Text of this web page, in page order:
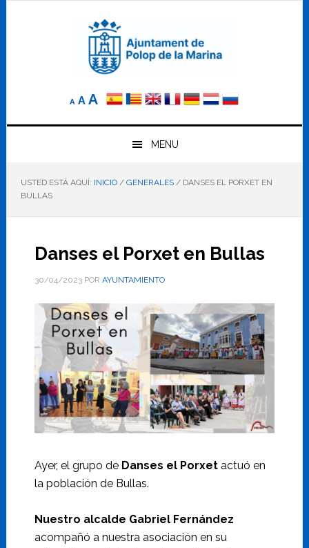
A
Reducir
elA Tamaño
AAumentar
el
tamaño
letra
MENU
USTED ESTÁ AQUÍ: INICIO / GENERALES /DANSES EL PORXET EN
BULLAS
Danses el Porxet en Bullas
30/04/2023POR AYUNTAMIENTO
Ayer, el grupo de Danses el Porxetactuó en
la población de Bullas.
Nuestro alcalde Gabriel Fernández
acompañó a nuestra asociación en su